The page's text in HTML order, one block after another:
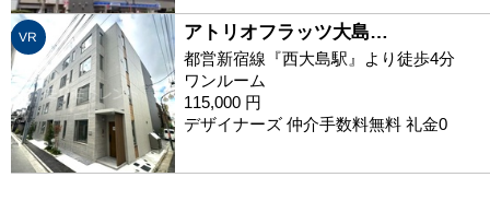
VR アトリオフラッツ大島…
都営新宿線『西大島駅』より徒歩4分
ワンルーム
115,000 円
デザイナーズ 仲介手数料無料 礼金0